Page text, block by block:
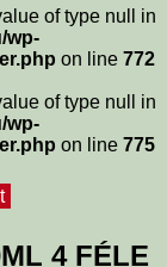
of type null in
wp-
on line 772
of type null in
wp-
on line 775
4 FÉLE